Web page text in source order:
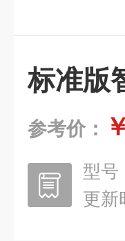
标准版
参考价：
型号
更新